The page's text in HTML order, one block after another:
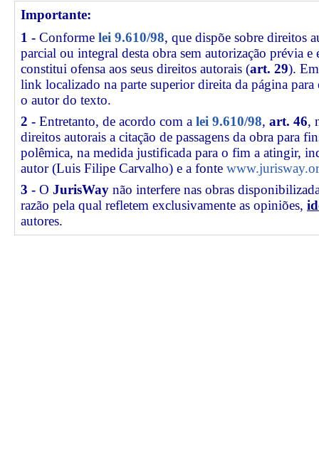
Importante:
1 - Conforme lei 9.610/98, que dispõe sobre direitos
parcial ou integral desta obra sem autorização prévia e
constitui ofensa aos seus direitos autorais (art. 29).
link localizado na parte superior direita da página
o autor do texto.
2 - Entretanto, de acordo com a lei 9.610/98, art. 46,
direitos autorais a citação de passagens da obra para
polêmica, na medida justificada para o fim a atingir,
autor (Luis Filipe Carvalho) e a fonte
3 - O JurisWay não interfere nas obras
razão pela qual refletem exclusivamente as opiniões,
autores.